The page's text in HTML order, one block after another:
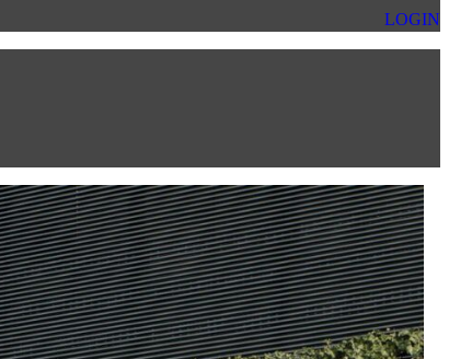
LOGIN